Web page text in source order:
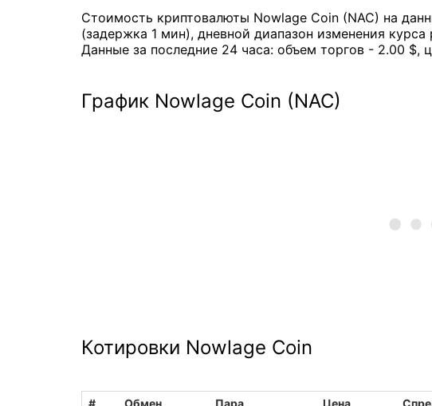
Стоимость криптовалюты Nowlage Coin (NAC) на
(задержка 1 мин), дневной диапазон изменения
Данные за последние 24 часа: объем торгов - 2.00 $,
График Nowlage Coin (NAC)
Котировки Nowlage Coin
# Обмен Пара Цена